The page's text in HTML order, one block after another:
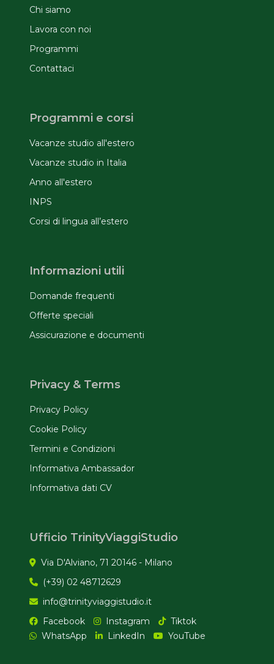
Chi siamo
Lavora con noi
Programmi
Contattaci
Programmi e corsi
Vacanze studio all'estero
Vacanze studio in Italia
Anno all'estero
INPS
Corsi di lingua all’estero
Informazioni utili
Domande frequenti
Offerte speciali
Assicurazione e documenti
Privacy & Terms
Privacy Policy
Cookie Policy
Termini e Condizioni
Informativa Ambassador
Informativa dati CV
Ufficio TrinityViaggiStudio
Via D'Alviano, 71 20146 - Milano
(+39) 02 48712629
info@trinityviaggistudio.it
Facebook
Instagram
Tiktok
WhatsApp
LinkedIn YouTube